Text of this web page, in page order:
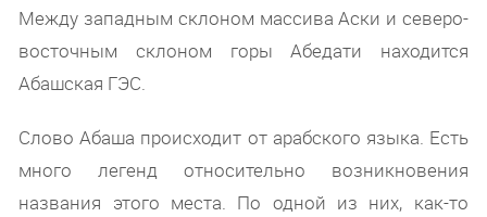
Между западным склоном массива Аски и северо-
восточным склоном горы Абедати находится
Абашская ГЭС.
Слово Абаша происходит от арабского языка. Есть
много легенд относительно возникновения
названия этого места. По одной из них, как-то